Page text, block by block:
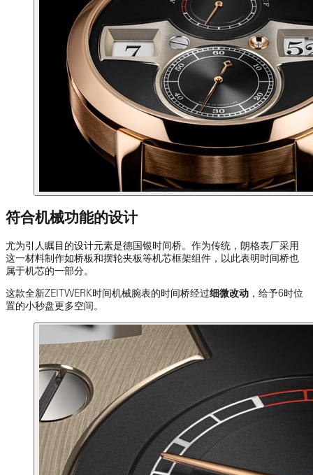
符合机械功能的设计
尤为引人瞩目的设计元素是德国银时间桥。作为传统，朗格表厂采用
这一材料制作如桥板和摆轮夹板等机芯框架组件，以此表明时间桥也
属于机芯的一部分。
这款全新ZEITWERK时间机械腕表的时间桥经过细微改动 ，给予6时位
置的小秒盘更多空间。